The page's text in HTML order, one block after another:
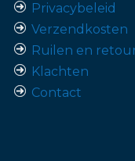
Privacybeleid
Verzendkosten
Ruilen en
Klachten
Contact